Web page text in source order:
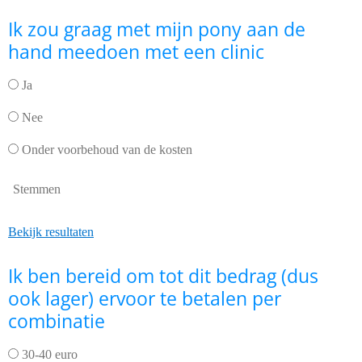
Ik zou graag met mijn pony aan de
hand meedoen met een clinic
Ja
Nee
Onder voorbehoud van de kosten
Stemmen
Bekijk resultaten
Ik ben bereid om tot dit bedrag (dus
ook lager) ervoor te betalen per
combinatie
30-40 euro